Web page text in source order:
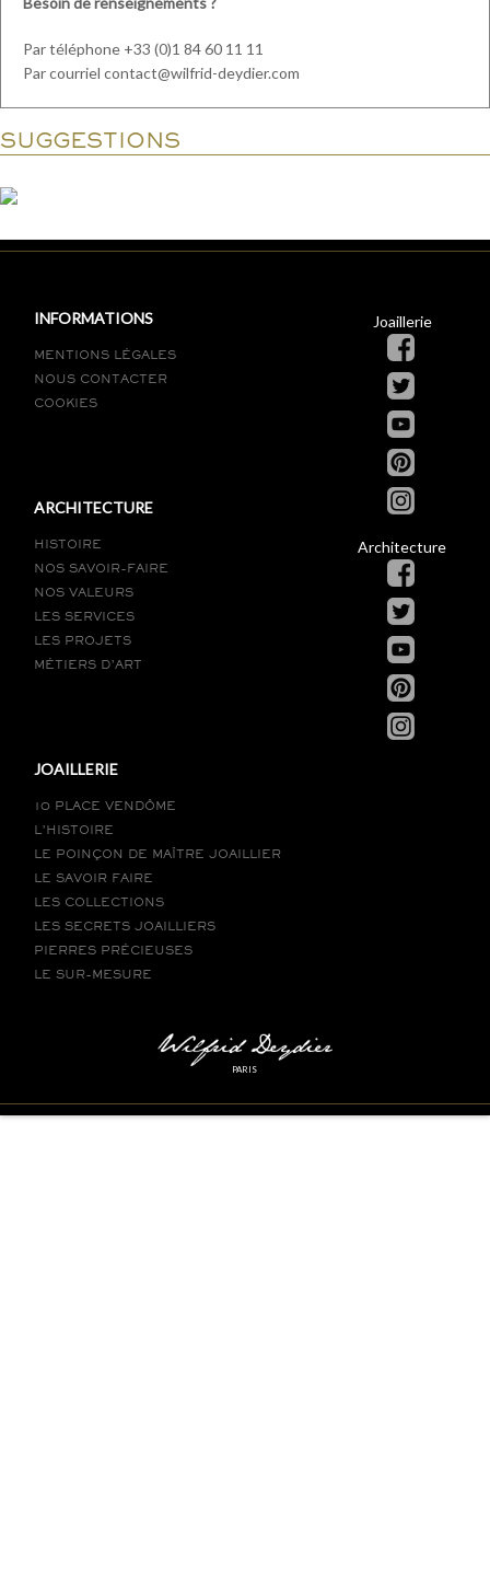
Par téléphone +33 (0)1 84 60 11 11
Par courriel contact@wilfrid-deydier.com
SUGGESTIONS
INFORMATIONS
MENTIONS LÉGALES
NOUS CONTACTER
COOKIES
ARCHITECTURE
HISTOIRE
NOS SAVOIR-FAIRE
NOS VALEURS
LES SERVICES
LES PROJETS
MÉTIERS D’ART
JOAILLERIE
10 PLACE VENDÔME
L’HISTOIRE
LE POINÇON DE MAÎTRE JOAILLIER
LE SAVOIR FAIRE
LES COLLECTIONS
LES SECRETS JOAILLIERS
PIERRES PRÉCIEUSES
LE SUR-MESURE
Joaillerie
Architecture
PARIS